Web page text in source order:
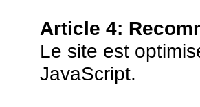
Article 4:
Le site est
JavaScript.